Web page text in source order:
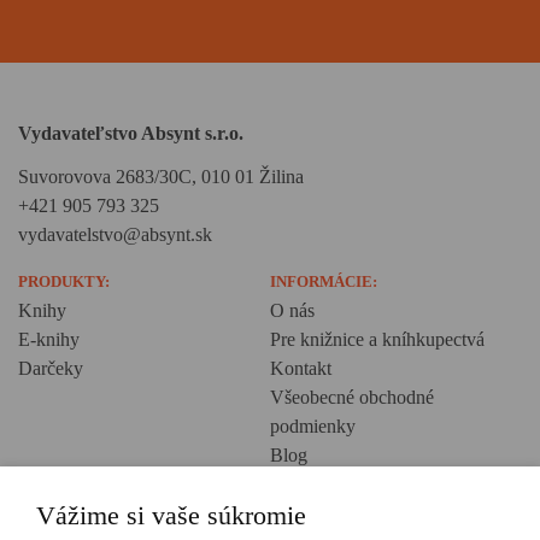
Vydavateľstvo Absynt s.r.o.
Suvorovova 2683/30C, 010 01 Žilina
+421 905 793 325
vydavatelstvo@absynt.sk
PRODUKTY:
Knihy
E-knihy
Darčeky
INFORMÁCIE:
O nás
Pre knižnice a kníhkupectvá
Kontakt
Všeobecné obchodné
podmienky
Blog
Creative Europe
Vážime si vaše súkromie